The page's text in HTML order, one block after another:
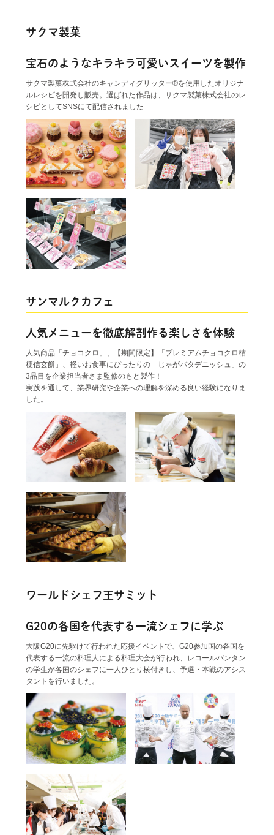
サクマ製菓
宝石のようなキラキラ可愛いスイーツを製作
サクマ製菓株式会社のキャンディグリッター®を使用したオリジナ
ルレシピを開発し販売。選ばれた作品は、サクマ製菓株式会社のレ
シピとしてSNSにて配信されました
サンマルクカフェ
人気メニューを徹底解剖作る楽しさを体験
人気商品「チョコクロ」、【期間限定】「プレミアムチョコクロ桔
梗信玄餅」、軽いお食事にぴったりの「じゃがバタデニッシュ」の
3品目を企業担当者さま監修のもと製作！
実践を通して、業界研究や企業への理解を深める良い経験になりま
した。
ワールドシェフ王サミット
G20の各国を代表する一流シェフに学ぶ
大阪G20に先駆けて行われた応援イベントで、G20参加国の各国を
代表する一流の料理人による料理大会が行われ、レコールバンタン
の学生が各国のシェフに一人ひとり横付きし、予選・本戦のアシス
タントを行いました。